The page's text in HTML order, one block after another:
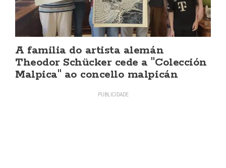
A familia do artista alemán
Theodor Schücker cede a "Colección
Malpica" ao concello malpicán